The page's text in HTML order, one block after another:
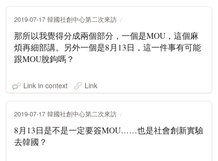
2019-07-17 韓國社創中心第二次來訪
那所以我覺得分成兩個部分，一個是MOU，這個麻
煩再細部講。另外一個是8月13日，這一件事有可能
跟MOU脫鉤嗎？
Link in context Link
2019-07-17 韓國社創中心第二次來訪
8月13日是不是一定要簽MOU……也是社會創新實驗
去韓國？